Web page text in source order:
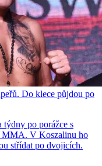
Do klece půjdou po
týdny po porážce s
MMA. V Koszalinu ho
střídat po dvojicích.